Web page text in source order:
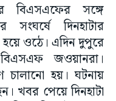
বিএসএফের সঙ্গে
সংঘর্ষে দিনহাটার
হয়ে ওঠে। এদিন দুপুরে
জওয়ানরা।
হয়। ঘটনায়
খবর পেয়ে দিনহাটা